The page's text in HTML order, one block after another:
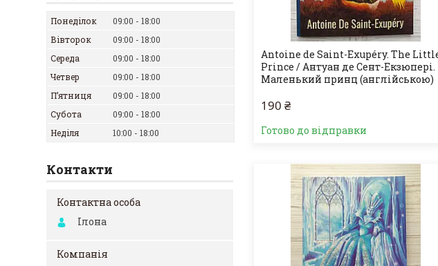
Antoine de Saint-Exupéry. The
Prince / Антуан де Сент-Екзюпері.
Маленький принц (англійською)
190 ₴
Готово до відправки
Понеділок 09:00
18:00
Вівторок
09:00
18:00
Середа
09:00
18:00
Четвер
09:00
18:00
Пʼятниця
09:00
18:00
Субота
09:00
18:00
Неділя
10:00 18:00
Контакти
Ілона